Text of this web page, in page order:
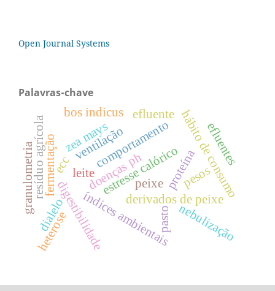
Open Journal Systems
Palavras-chave
peixe
derivados de peixe
hábito de consumo
comportamento
estresse calórico
índices ambientaisnebulização
ventilação
digestibilidade
efluente
fermentação ph proteína
resíduo agrícola zea mays
granulometria efluentes
pesos
pasto
doenças
leite
bos indicus
ecc
dialelo
heterose